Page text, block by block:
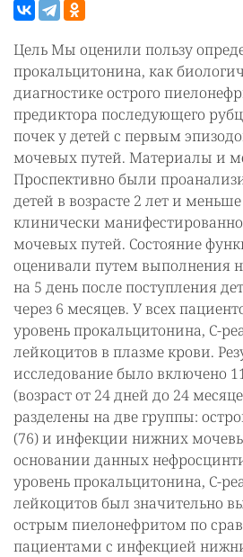
Цель Мы оценили пользу
прокальцитонина, как
диагностике острого
предиктора последующего
почек у детей с первым
мочевых путей. Материалы и
Проспективно были
детей в возрасте 2 лет и
клинически
мочевых путей. Состояние
оценивали путем выполнения
на 5 день после поступления
через 6 месяцев. У всех
уровень прокальцитонина, С-
лейкоцитов в плазме крови.
исследование было включено
(возраст от 24 дней до 24
разделены на две группы:
(76) и инфекции нижних
основании данных
уровень прокальцитонина, С-
лейкоцитов был значительно
острым пиелонефритом по
пациентами с инфекцией